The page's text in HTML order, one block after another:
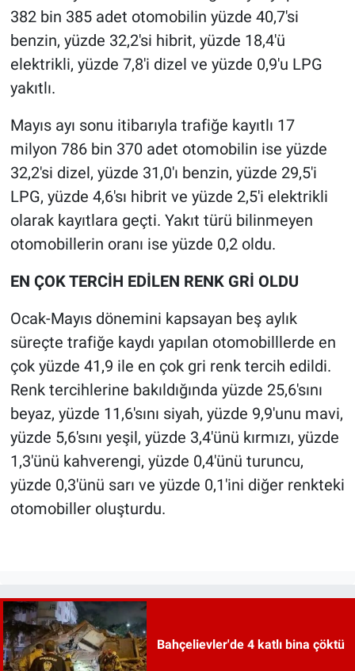
382 bin 385 adet otomobilin yüzde 40,7'si
benzin, yüzde 32,2'si hibrit, yüzde 18,4'ü
elektrikli, yüzde 7,8'i dizel ve yüzde 0,9'u LPG
yakıtlı.
Mayıs ayı sonu itibarıyla trafiğe kayıtlı 17
milyon 786 bin 370 adet otomobilin ise yüzde
32,2'si dizel, yüzde 31,0'ı benzin, yüzde 29,5'i
LPG, yüzde 4,6'sı hibrit ve yüzde 2,5'i elektrikli
olarak kayıtlara geçti. Yakıt türü bilinmeyen
otomobillerin oranı ise yüzde 0,2 oldu.
EN ÇOK TERCİH EDİLEN RENK GRİ OLDU
Ocak-Mayıs dönemini kapsayan beş aylık
süreçte trafiğe kaydı yapılan otomobilllerde en
çok yüzde 41,9 ile en çok gri renk tercih edildi.
Renk tercihlerine bakıldığında yüzde 25,6'sını
beyaz, yüzde 11,6'sını siyah, yüzde 9,9'unu mavi,
yüzde 5,6'sını yeşil, yüzde 3,4'ünü kırmızı, yüzde
1,3'ünü kahverengi, yüzde 0,4'ünü turuncu,
yüzde 0,3'ünü sarı ve yüzde 0,1'ini diğer renkteki
otomobiller oluşturdu.
Bahçelievler'de 4 katlı bina çöktü